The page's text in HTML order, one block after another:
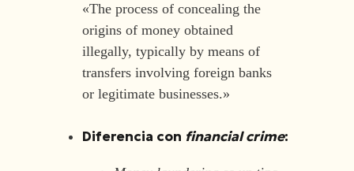
«The process of concealing the
origins of money obtained
illegally, typically by means of
transfers involving foreign banks
or legitimate businesses.»
Diferencia con financial crime: